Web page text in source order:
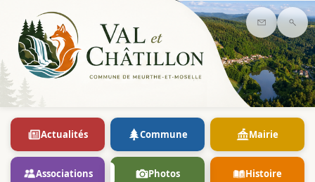
Contact
Actualités Commune Mairie
Associations Photos Histoire